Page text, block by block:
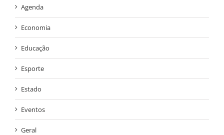
Agenda
Economia
Educação
Esporte
Estado
Eventos
Geral